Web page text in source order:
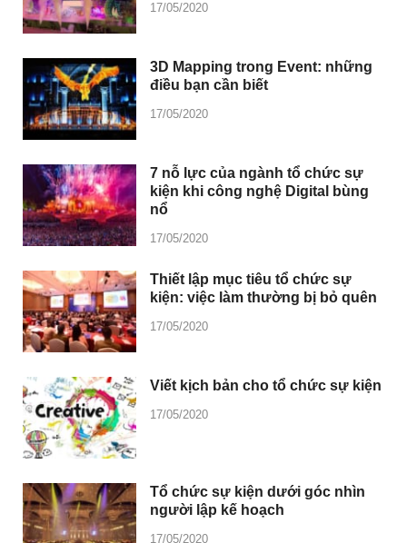
17/05/2020
3D Mapping trong Event: những
điều bạn cần biết
17/05/2020
7 nỗ lực của ngành tổ chức sự
kiện khi công nghệ Digital bùng
nổ
17/05/2020
Thiết lập mục tiêu tổ chức sự
kiện: việc làm thường bị bỏ quên
17/05/2020
Viết kịch bản cho tổ chức sự kiện
17/05/2020
Tổ chức sự kiện dưới góc nhìn
người lập kế hoạch
17/05/2020